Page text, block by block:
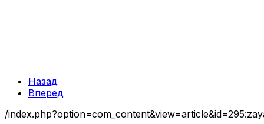
Назад
Вперед
/